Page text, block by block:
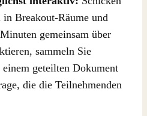
Breakout-Räume und
gemeinsam über
sammeln Sie
einem geteilten Dokument
die die Teilnehmenden